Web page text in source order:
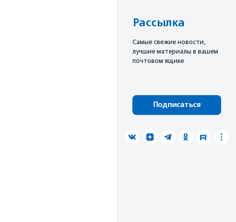
Рассылка
Cамые свежие новости,
лучшие материалы в вашем
почтовом ящике
Подписаться